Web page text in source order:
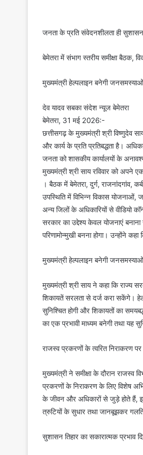
जनता के प्रति संवेदनशीलता ही
बेमेतरा में संभाग स्तरीय समीक्षा बैठक,
मुख्यमंत्री हेल्पलाइन बनेगी
देव यादव सबका संदेश न्यूज बेमेतरा
बेमेतरा, 31 मई 2026:-
छत्तीसगढ़ के मुख्यमंत्री श्री विष्णुदेव
और कार्य के प्रति प्रतिबद्धता है।
जनता को शासकीय कार्यालयों के
मुख्यमंत्री श्री साय रविवार को अपने
। बैठक में बेमेतरा, दुर्ग, राजनांदगांव,
उपस्थिति में विभिन्न विकास योजनाओं,
अन्य जिलों के अधिकारियों से वीडियो
सरकार का उद्देश्य केवल योजनाएं
परिणामोन्मुखी बनना होगा। उन्होंने
मुख्यमंत्री हेल्पलाइन बनेगी जनसमस्याओं
मुख्यमंत्री श्री साय ने कहा कि राज्य
शिकायतें सरलता से दर्ज करा सकेंगे।
सुनिश्चित होगी और शिकायतों का
का एक प्रभावी माध्यम बनेगी तथा यह
राजस्व प्रकरणों के त्वरित निराकरण
मुख्यमंत्री ने समीक्षा के दौरान राजस्व
प्रकरणों के निराकरण के लिए विशेष
के जीवन और अधिकारों से जुड़े होते हैं,
त्रुटियों के सुधार तथा जानबूझकर
सुशासन तिहार का सकारात्मक प्रभाव